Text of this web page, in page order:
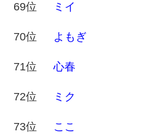
69位 ミイ
70位 よもぎ
71位 心春
72位 ミク
73位 ここ